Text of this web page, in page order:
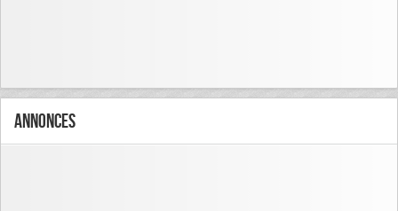
Annonces